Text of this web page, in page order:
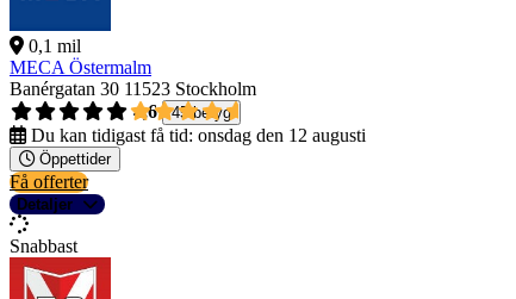
0,1 mil
MECA Östermalm
Banérgatan 30 11523 Stockholm
4,6
45 betyg
Du kan tidigast få tid: onsdag den 12 augusti
Öppettider
Få offerter
Detaljer
Snabbast